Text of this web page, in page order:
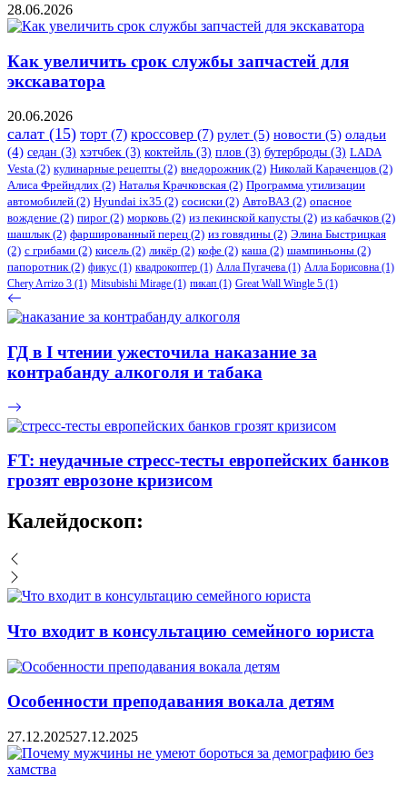
28.06.2026
Как увеличить срок службы запчастей для
экскаватора
20.06.2026
салат (15) торт (7) кроссовер (7) рулет (5) новости (5) оладьи
(4) седан (3) хэтчбек (3) коктейль (3) плов (3) бутерброды (3) LADA
Vesta (2) кулинарные рецепты (2) внедорожник(2) Николай Караченцов (2)
Алиса Фрейндлих (2) Наталья Крачковская (2) Программа утилизации
автомобилей (2) ​Hyundai ix35 (2) сосиски (2) АвтоВАЗ (2) опасное
вождение (2) пирог (2) морковь (2) из пекинской капусты (2) из кабачков (2)
шашлык(2) фаршированный перец (2) из говядины (2) Элина Быстрицкая
(2) с грибами (2) кисель (2) ликёр (2) кофе (2) каша (2) шампиньоны (2)
папоротник(2) фикус (1) квадрокоптер (1) Алла Пугачева (1) Алла Борисовна (1)
Chery Arrizo 3 (1) Mitsubishi Mirage (1) пикап (1) Great Wall Wingle 5 (1)
ГД в I чтении ужесточила наказание за
контрабанду алкоголя и табака
FT: неудачные стресс-тесты европейских банков
грозят еврозоне кризисом
Калейдоскоп:
Что входит в консультацию семейного юриста
Особенности преподавания вокала детям
27.12.202527.12.2025